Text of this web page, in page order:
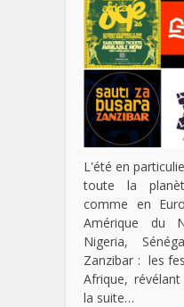
L'été en
toute la
comme en
Amérique du
Nigeria,
Zanzibar : les
Afrique,
la suite…